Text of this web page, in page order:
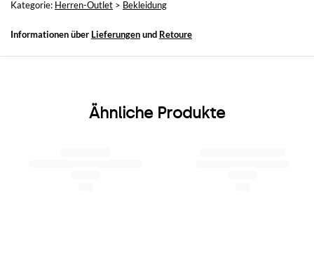
Kategorie: Herren-Outlet > Bekleidung
Informationen über Lieferungenund Retoure
Ähnliche Produkte